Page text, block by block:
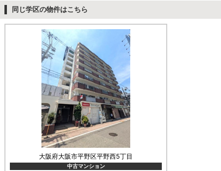
同じ学区の物件はこちら
大阪府大阪市平野区平野西5丁目
中古マンション